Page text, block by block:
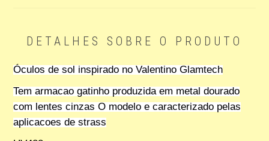
DETALHES SOBRE O PRODUTO
Óculos de sol inspirado no Valentino Glamtech
Tem armacao gatinho produzida em metal dourado
com lentes cinzas O modelo e caracterizado pelas
aplicacoes de strass